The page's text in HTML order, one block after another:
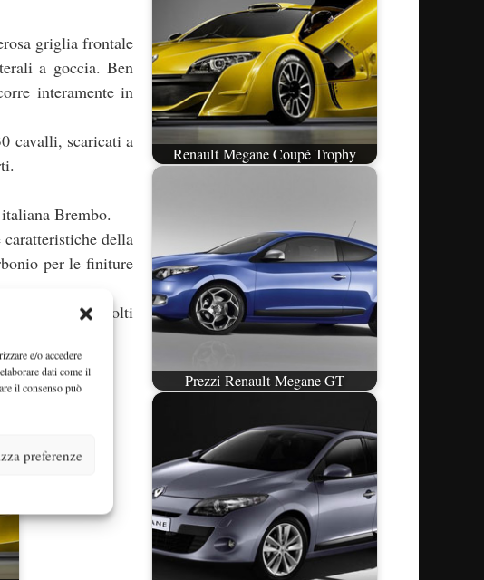
e/o accedere
dati come il
il consenso può
preferenze
griglia frontale
a goccia. Ben
interamente in
cavalli, scaricati a
Brembo.
della
per le finiture
tanto che in molti
Renault Megane Coupé Trophy
Prezzi Renault Megane GT